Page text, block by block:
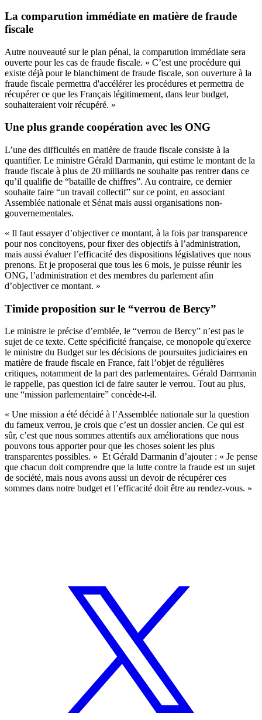
La comparution immédiate en matière de fraude
fiscale
Autre nouveauté sur le plan pénal, la comparution immédiate sera
ouverte pour les cas de fraude fiscale. « C’est une procédure qui
existe déjà pour le blanchiment de fraude fiscale, son ouverture à la
fraude fiscale permettra d'accélérer les procédures et permettra de
récupérer ce que les Français légitimement, dans leur budget,
souhaiteraient voir récupéré. »
Une plus grande coopération avec les ONG
L’une des difficultés en matière de fraude fiscale consiste à la
quantifier. Le ministre Gérald Darmanin, qui estime le montant de la
fraude fiscale à plus de 20 milliards ne souhaite pas rentrer dans ce
qu’il qualifie de “bataille de chiffres”. Au contraire, ce dernier
souhaite faire “un travail collectif” sur ce point, en associant
Assemblée nationale et Sénat mais aussi organisations non-
gouvernementales.
« Il faut essayer d’objectiver ce montant, à la fois par transparence
pour nos concitoyens, pour fixer des objectifs à l’administration,
mais aussi évaluer l’efficacité des dispositions législatives que nous
prenons. Et je proposerai que tous les 6 mois, je puisse réunir les
ONG, l’administration et des membres du parlement afin
d’objectiver ce montant. »
Timide proposition sur le “verrou de Bercy”
Le ministre le précise d’emblée, le “verrou de Bercy” n’est pas le
sujet de ce texte. Cette spécificité française, ce monopole qu'exerce
le ministre du Budget sur les décisions de poursuites judiciaires en
matière de fraude fiscale en France, fait l’objet de régulières
critiques, notamment de la part des parlementaires. Gérald Darmanin
le rappelle, pas question ici de faire sauter le verrou. Tout au plus,
une “mission parlementaire” concède-t-il.
« Une mission a été décidé à l’Assemblée nationale sur la question
du fameux verrou, je crois que c’est un dossier ancien. Ce qui est
sûr, c’est que nous sommes attentifs aux améliorations que nous
pouvons tous apporter pour que les choses soient les plus
transparentes possibles. » Et Gérald Darmanin d’ajouter : « Je pense
que chacun doit comprendre que la lutte contre la fraude est un sujet
de société, mais nous avons aussi un devoir de récupérer ces
sommes dans notre budget et l’efficacité doit être au rendez-vous. »